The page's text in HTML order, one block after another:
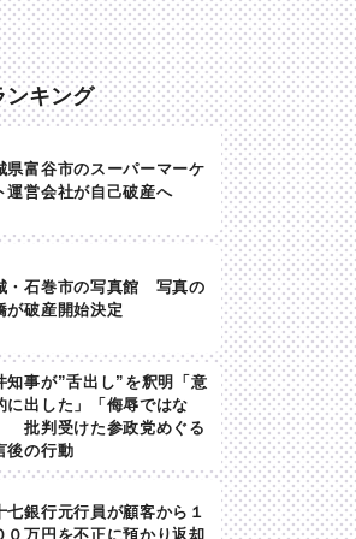
ンキング
県富谷市のスーパーマーケ
運営会社が自己破産へ
・石巻市の写真館 写真の
が破産開始決定
知事が”舌出し”を釈明「意
に出した」「侮辱ではな
批判受けた参政党めぐる
後の行動
七銀行元行員が顧客から１
０万円を不正に預かり返却